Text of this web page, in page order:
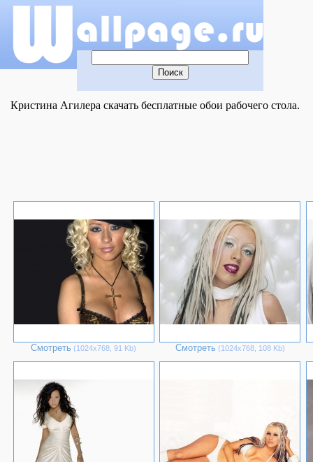
Кристина Агилера скачать бесплатные обои рабочего стола.
Смотреть (1024х768, 91 Kb) Смотреть (1024х768, 108 Kb)